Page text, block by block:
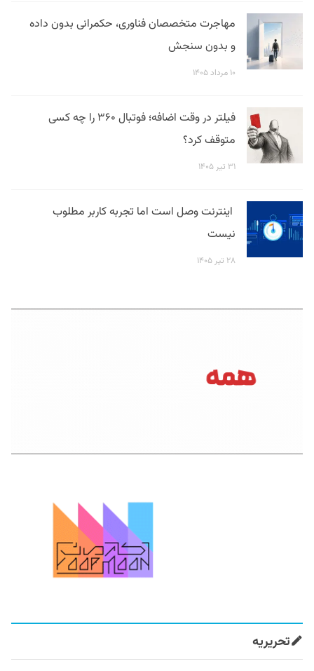
مهاجرت متخصصان فناوری، حکمرانی بدون داده
و بدون سنجش
۱۰ مرداد ۱۴۰۵
فیلتر در وقت اضافه؛ فوتبال ۳۶۰ را چه کسی
متوقف کرد؟
۳۱ تیر ۱۴۰۵
اینترنت وصل است اما تجربه کاربر مطلوب
نیست
۲۸ تیر ۱۴۰۵
تحریریه